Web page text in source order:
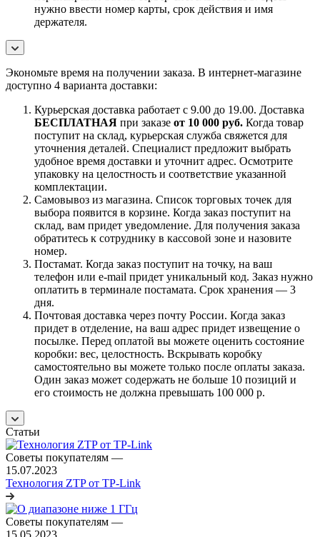
нужно ввести номер карты, срок действия и имя
держателя.
Экономьте время на получении заказа. В интернет-магазине
доступно 4 варианта доставки:
Курьерская доставка работает с 9.00 до 19.00. Доставка
БЕСПЛАТНАЯ при заказе от 10 000 руб. Когда товар
поступит на склад, курьерская служба свяжется для
уточнения деталей. Специалист предложит выбрать
удобное время доставки и уточнит адрес. Осмотрите
упаковку на целостность и соответствие указанной
комплектации.
Самовывоз из магазина. Список торговых точек для
выбора появится в корзине. Когда заказ поступит на
склад, вам придет уведомление. Для получения заказа
обратитесь к сотруднику в кассовой зоне и назовите
номер.
Постамат. Когда заказ поступит на точку, на ваш
телефон или e-mail придет уникальный код. Заказ нужно
оплатить в терминале постамата. Срок хранения — 3
дня.
Почтовая доставка через почту России. Когда заказ
придет в отделение, на ваш адрес придет извещение о
посылке. Перед оплатой вы можете оценить состояние
коробки: вес, целостность. Вскрывать коробку
самостоятельно вы можете только после оплаты заказа.
Один заказ может содержать не больше 10 позиций и
его стоимость не должна превышать 100 000 р.
Статьи
Советы покупателям —
15.07.2023
Технология ZTP от TP-Link
Советы покупателям —
15.05.2023